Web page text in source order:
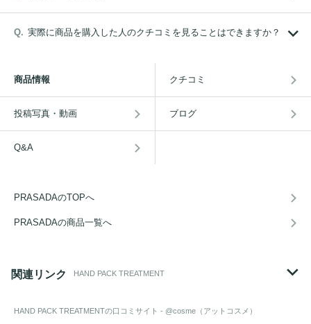
実際に商品を購入した人のクチコミを見ることはできますか？
商品情報 クチコミ
投稿写真・動画 ブログ
Q&A
PRASADAのTOPへ
PRASADAの商品一覧へ
関連リンク HAND PACK TREATMENT
HAND PACK TREATMENTの口コミサイト - @cosme（アットコスメ）